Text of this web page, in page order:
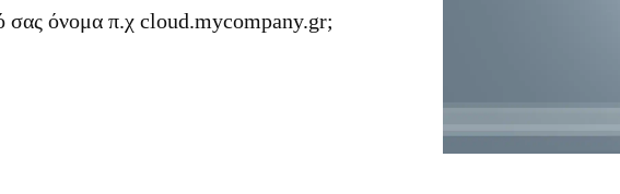
σας όνομα π.χ cloud.mycompany.gr;